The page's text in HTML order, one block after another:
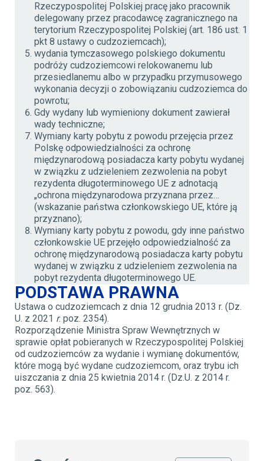
Rzeczypospolitej Polskiej pracę jako pracownik
delegowany przez pracodawcę zagranicznego na
terytorium Rzeczypospolitej Polskiej (art. 186 ust. 1
pkt 8 ustawy o cudzoziemcach);
wydania tymczasowego polskiego dokumentu
podróży cudzoziemcowi relokowanemu lub
przesiedlanemu albo w przypadku przymusowego
wykonania decyzji o zobowiązaniu cudzoziemca do
powrotu;
Gdy wydany lub wymieniony dokument zawierał
wady techniczne;
Wymiany karty pobytu z powodu przejęcia przez
Polskę odpowiedzialności za ochronę
międzynarodową posiadacza karty pobytu wydanej
w związku z udzieleniem zezwolenia na pobyt
rezydenta długoterminowego UE z adnotacją
„ochrona międzynarodowa przyznana przez…
(wskazanie państwa członkowskiego UE, które ją
przyznano);
Wymiany karty pobytu z powodu, gdy inne państwo
członkowskie UE przejęło odpowiedzialność za
ochronę międzynarodową posiadacza karty pobytu
wydanej w związku z udzieleniem zezwolenia na
pobyt rezydenta długoterminowego UE.
PODSTAWA PRAWNA
Ustawa o cudzoziemcach z dnia 12 grudnia 2013 r. (Dz.
U. z 2021 r. poz. 2354).
Rozporządzenie Ministra Spraw Wewnętrznych w
sprawie opłat pobieranych w Rzeczypospolitej Polskiej
od cudzoziemców za wydanie i wymianę dokumentów,
które mogą być wydane cudzoziemcom, oraz trybu ich
uiszczania z dnia 25 kwietnia 2014 r. (Dz.U. z 2014 r.
poz. 563).